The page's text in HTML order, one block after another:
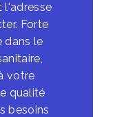
l'adresse
Forte
dans le
votre
qualité
besoins